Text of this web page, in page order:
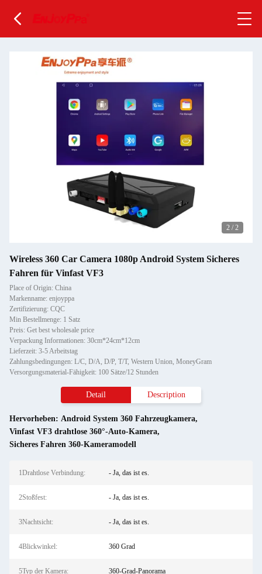
2 / 2
Wireless 360 Car Camera 1080p Android System Sicheres
Fahren für Vinfast VF3
Place of Origin: China
Markenname: enjoyppa
Zertifizierung: CQC
Min Bestellmenge: 1 Satz
Preis: Get best wholesale price
Verpackung Informationen: 30cm*24cm*12cm
Lieferzeit: 3-5 Arbeitstag
Zahlungsbedingungen: L/C, D/A, D/P, T/T, Western Union, MoneyGram
Versorgungsmaterial-Fähigkeit: 100 Sätze/12 Stunden
Detail Description
Hervorheben: Android System 360 Fahrzeugkamera,
Vinfast VF3 drahtlose 360°-Auto-Kamera,
Sicheres Fahren 360-Kameramodell
1Drahtlose Verbindung: - Ja, das ist es.
2Stoßfest: - Ja, das ist es.
3Nachtsicht: - Ja, das ist es.
4Blickwinkel: 360 Grad
5Typ der Kamera: 360-Grad-Panorama